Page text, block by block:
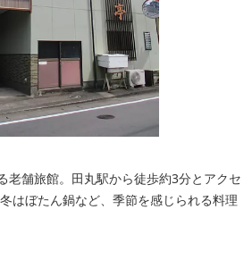
老舗旅館。田丸駅から徒歩約3分とアクセ
はぼたん鍋など、季節を感じられる料理